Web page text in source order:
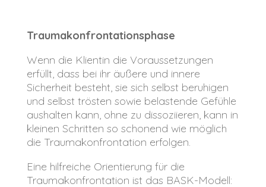
Traumakonfrontationsphase
Wenn die Klientin die Voraussetzungen
erfüllt, dass bei ihr äußere und innere
Sicherheit besteht, sie sich selbst beruhigen
und selbst trösten sowie belastende Gefühle
aushalten kann, ohne zu dissoziieren, kann in
kleinen Schritten so schonend wie möglich
die Traumakonfrontation erfolgen.
Eine hilfreiche Orientierung für die
Traumakonfrontation ist das BASK-Modell: